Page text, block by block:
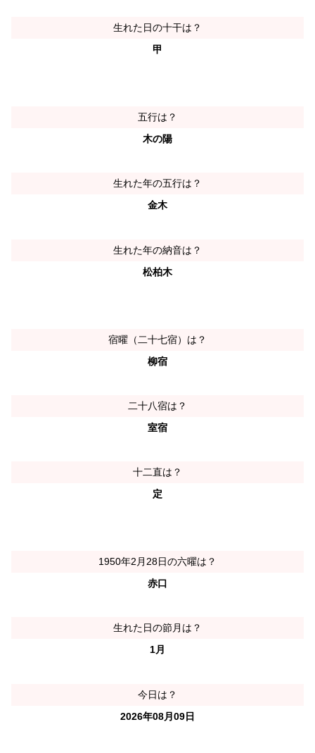
生れた日の十干は？
甲
五行は？
木の陽
生れた年の五行は？
金木
生れた年の納音は？
松柏木
宿曜（二十七宿）は？
柳宿
二十八宿は？
室宿
十二直は？
定
1950年2月28日の六曜は？
赤口
生れた日の節月は？
1月
今日は？
2026年08月09日